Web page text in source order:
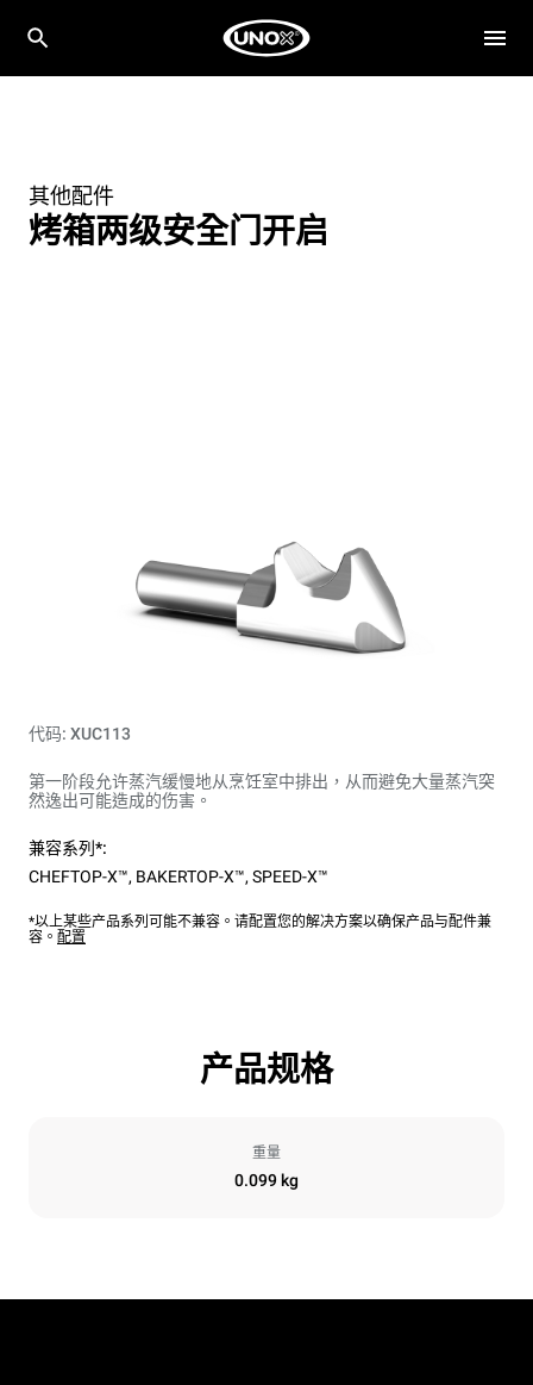
其他配件
烤箱两级安全门开启
代码: XUC113
第一阶段允许蒸汽缓慢地从烹饪室中排出，从而避免大量蒸汽突
然逸出可能造成的伤害。
兼容系列*:
CHEFTOP-X™, BAKERTOP-X™, SPEED-X™
*以上某些产品系列可能不兼容。请配置您的解决方案以确保产品与配件兼
容。 配置
产品规格
重量
0.099 kg